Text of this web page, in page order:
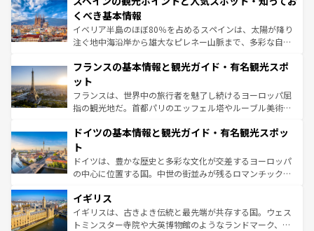
景など、自然景観も見逃せない。観光の合間には、本場の
ピザやパスタなど、絶品のイタリア料理を堪能することも
できる。朝目覚めてから夜眠るまで、すべての瞬間を楽し
なお、新着のイタリア情報はコンテンツ一覧を参照してほ
しい。
くべき基本情報
イベリア半島のほぼ80％を占めるスペインは、太陽が降り
注ぐ地中海沿岸から雄大なピレネー山脈まで、多彩な自然
文化が根付くこの国では、情熱的なフラメンコ、熱気あふ
れる闘牛、そして美味しいタパスが生活の一部となってい
る。首都マドリードの洗練された雰囲気や、バルセロナの
アートに溢れた街角から、地方では古代ローマ遺跡や中世
せる。地方によって風土や気候が異なるスペインはその個
ンテンツ一覧 を参照してほしい。
フランスの基本情報と観光ガイド・有名観光スポ
ット
フランスは、世界中の旅行者を魅了し続けるヨーロッパ屈
指の観光地だ。首都パリのエッフェル塔やルーブル美術館
で、幅広い魅力が詰まっている。華麗な宮殿、歴史的な大
聖堂、美しいビーチ、そして豊かな自然が、訪れる者を心
から魅了する。また、フランスは美食の国としても知ら
れ、フランス料理はユネスコ無形文化遺産にも登録されて
香り高いラベンダー畑など、多彩な楽しみ方が可能だ。さ
らに、パリ以外の地域にも魅力が溢れており、どの街角に
も豊かな歴史と文化が息づいている。パリ以外の個性あふ
ドイツの基本情報と観光ガイド・有名観光スポッ
ト
ドイツは、豊かな歴史と多彩な文化が交差するヨーロッパ
の中心に位置する国。中世の街並みが残るロマンチック街
顔を持つこの国は、どこを歩いても飽きることがない。ベ
ルリンの文化的活気、バイエルン州のアルプスの絶景、そ
してライン川沿いのワイン畑といった風景は必見。ビール
イギリス
イギリスは、古きよき伝統と最先端が共存する国。ウェス
トミンスター寺院や大英博物館のようなランドマーク、歴